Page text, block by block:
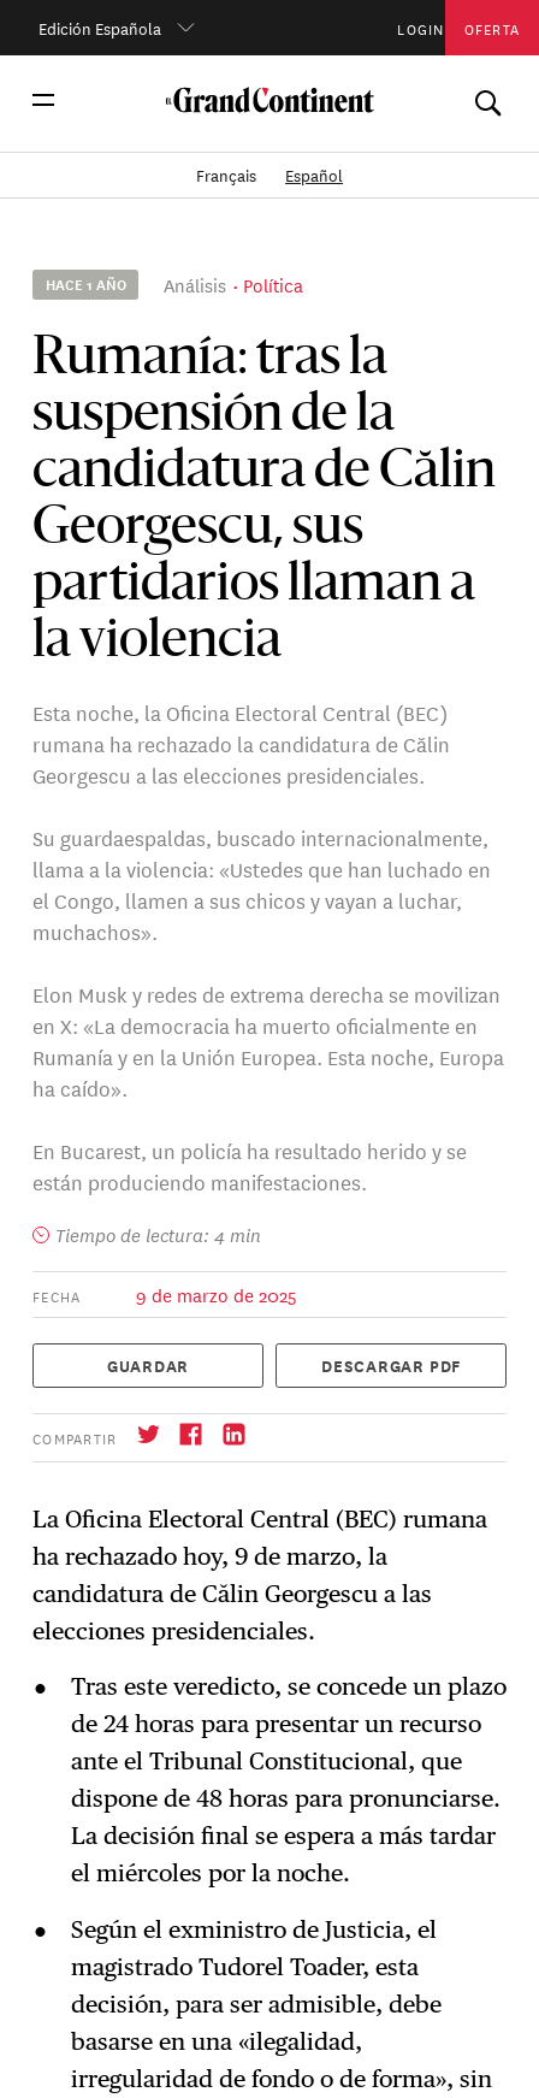
Edición Española LOGIN OFERTA
Français Español
HACE 1 AÑO Análisis Política
Rumanía: tras la
suspensión de la
candidatura de Călin
Georgescu, sus
partidarios llaman a
la violencia
Esta noche, la Oficina Electoral Central (BEC)
rumana ha rechazado la candidatura de Călin
Georgescu a las elecciones presidenciales.
Su guardaespaldas, buscado internacionalmente,
llama a la violencia: «Ustedes que han luchado en
el Congo, llamen a sus chicos y vayan a luchar,
muchachos».
Elon Musk y redes de extrema derecha se movilizan
en X: «La democracia ha muerto oficialmente en
Rumanía y en la Unión Europea. Esta noche, Europa
ha caído».
En Bucarest, un policía ha resultado herido y se
están produciendo manifestaciones.
Tiempo de lectura: 4 min
FECHA 9 de marzo de 2025
GUARDAR DESCARGAR PDF
COMPARTIR
→ Suscríbase
La Oficina Electoral Central (BEC) rumana
ha rechazado hoy, 9 de marzo, la
candidatura de Călin Georgescu a las
elecciones presidenciales.
Tras este veredicto, se concede un plazo
de 24 horas para presentar un recurso
ante el Tribunal Constitucional, que
dispone de 48 horas para pronunciarse.
La decisión final se espera a más tardar
el miércoles por la noche.
Según el exministro de Justicia, el
magistrado Tudorel Toader, esta
decisión, para ser admisible, debe
basarse en una «ilegalidad,
irregularidad de fondo o de forma», sin